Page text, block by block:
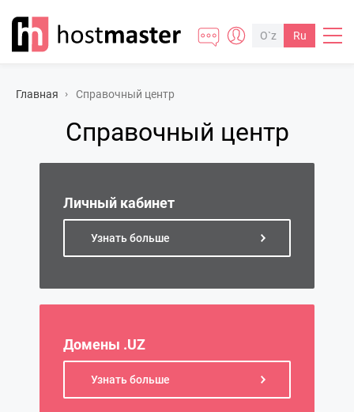
O`z Ru
Главная Cправочный центр
Cправочный центр
Личный кабинет
Узнать больше
Домены .UZ
Узнать больше